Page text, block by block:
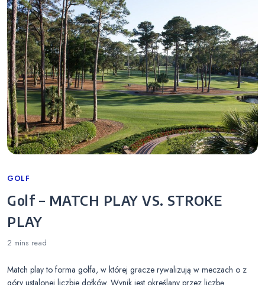
Categories
GOLF
Golf – MATCH PLAY VS. STROKE
PLAY
2 mins read
Match play to forma golfa, w której gracze rywalizują w meczach o z
góry ustalonej liczbie dołków. Wynik jest określany przez liczbę